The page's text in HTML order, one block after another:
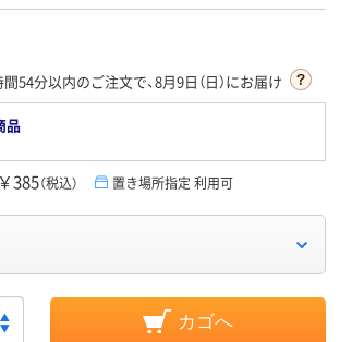
間54分以内のご注文で、8月9日（日）にお届け
品
￥385（税込） 置き場所指定 利用可
カゴへ